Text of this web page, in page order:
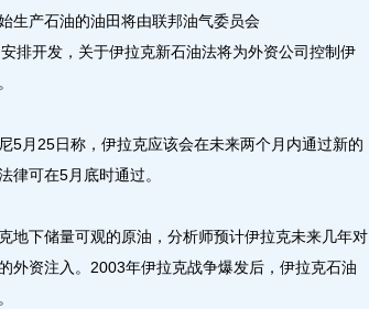
生产石油的油田将由联邦油气委员会
排开发，关于伊拉克新石油法将为外资公司控制伊
月25日称，伊拉克应该会在未来两个月内通过新的
律可在5月底时通过。
下储量可观的原油，分析师预计伊拉克未来几年对
外资注入。2003年伊拉克战争爆发后，伊拉克石油